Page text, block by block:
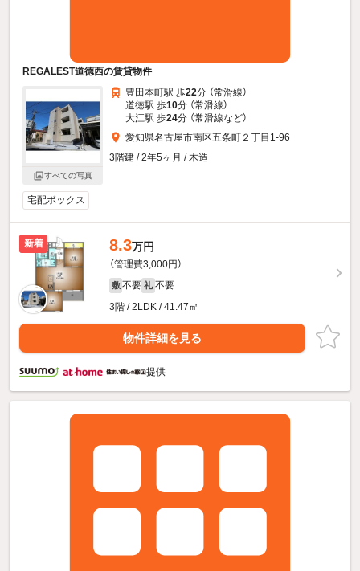
REGALEST道徳西の賃貸物件
すべての写真
豊田本町駅 歩22分 （常滑線）
道徳駅 歩10分 （常滑線）
大江駅 歩24分 （常滑線など）
愛知県名古屋市南区五条町２丁目1-96
3階建 / 2年5ヶ月 / 木造
宅配ボックス
新着 8.3万円
（管理費3,000円）
敷 不要 礼 不要
3階 / 2LDK / 41.47㎡
物件詳細を見る
提供